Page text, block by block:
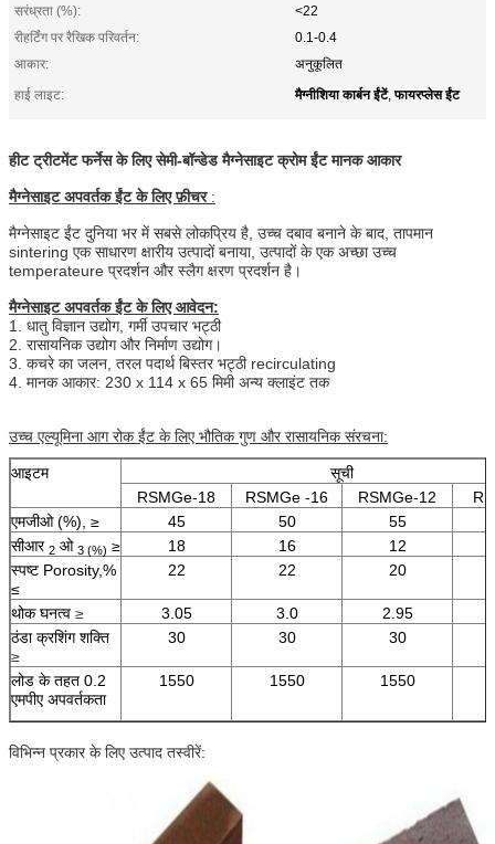
सरंध्रता (%):
<22
रीहर्टिंग पर रैखिक परिवर्तन:
0.1-0.4
आकार:
अनुकूलित
हाई लाइट:
मैग्नीशिया कार्बन ईंटें,फायरप्लेस ईंट
हीट ट्रीटमेंट फर्नेस के लिए सेमी-बॉन्डेड मैग्नेसाइट क्रोम ईंट मानक आकार
मैग्नेसाइट अपवर्तक ईंट के लिए फ़ीचर:
मैग्नेसाइट ईंट दुनिया भर में सबसे लोकप्रिय है, उच्च दबाव बनाने के बाद, तापमान
sintering एक साधारण क्षारीय उत्पादों बनाया, उत्पादों के एक अच्छा उच्च
temperateure प्रदर्शन और स्लैग क्षरण प्रदर्शन है।
मैग्नेसाइट अपवर्तक ईंट के लिए आवेदन:
1. धातु विज्ञान उद्योग, गर्मी उपचार भट्ठी
2. रासायनिक उद्योग और निर्माण उद्योग।
3. कचरे का जलन, तरल पदार्थ बिस्तर भट्ठी recirculating
4. मानक आकार: 230 x 114 x 65 मिमी अन्य क्लाइंट तक
उच्च एल्यूमिना आग रोक ईंट के लिए भौतिक गुण और रासायनिक संरचना:
आइटम
सूची
RSMGe-18
RSMGe -16 RSMGe-12
एमजीओ (%), ≥
45 50
55
सीआर 2 ओ 3 (%) ≥ 18 16
12
स्पष्ट Porosity,%
≤
22 22 20
थोक घनत्व ≥ 3.05 3.0 2.95
ठंडा क्रशिंग शक्ति
≥
30 30 30
लोड के तहत 0.2
एमपीए अपवर्तकता
1550 1550
1550
विभिन्न प्रकार के लिए उत्पाद तस्वीरें: